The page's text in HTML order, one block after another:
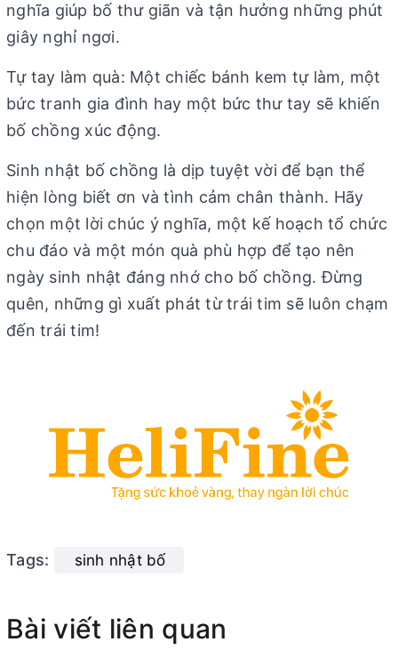
nghĩa giúp bố thư giãn và tận hưởng những phút
giây nghỉ ngơi.
Tự tay làm quà: Một chiếc bánh kem tự làm, một
bức tranh gia đình hay một bức thư tay sẽ khiến
bố chồng xúc động.
Sinh nhật bố chồng là dịp tuyệt vời để bạn thể
hiện lòng biết ơn và tình cảm chân thành. Hãy
chọn một lời chúc ý nghĩa, một kế hoạch tổ chức
chu đáo và một món quà phù hợp để tạo nên
ngày sinh nhật đáng nhớ cho bố chồng. Đừng
quên, những gì xuất phát từ trái tim sẽ luôn chạm
đến trái tim!
Tags: sinh nhật bố
Bài viết liên quan